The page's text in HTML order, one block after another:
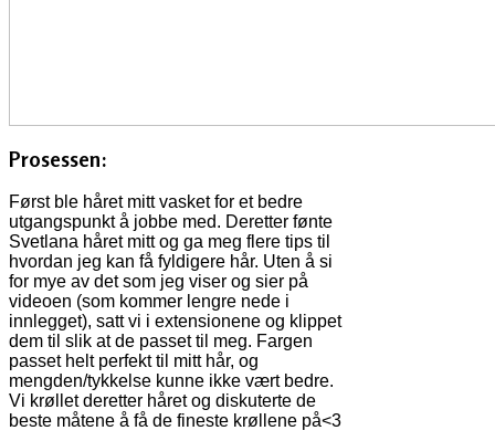
Prosessen:
Først ble håret mitt vasket for et bedre
utgangspunkt å jobbe med. Deretter fønte
Svetlana håret mitt og ga meg flere tips til
hvordan jeg kan få fyldigere hår. Uten å si
for mye av det som jeg viser og sier på
videoen (som kommer lengre nede i
innlegget), satt vi i extensionene og klippet
dem til slik at de passet til meg. Fargen
passet helt perfekt til mitt hår, og
mengden/tykkelse kunne ikke vært bedre.
Vi krøllet deretter håret og diskuterte de
beste måtene å få de fineste krøllene på<3